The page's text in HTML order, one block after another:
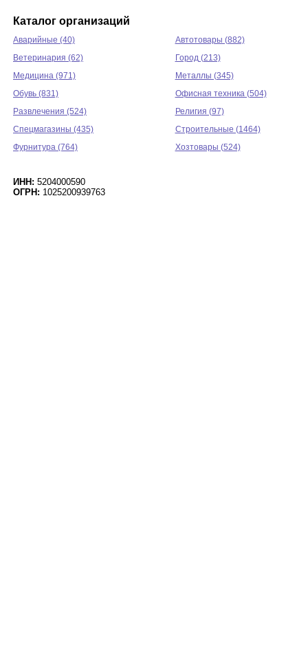
Каталог организаций
Аварийные (40)
Автотовары (882)
Ветеринария (62)
Город (213)
Медицина (971)
Металлы (345)
Обувь (831)
Офисная техника (504)
Развлечения (524)
Религия (97)
Спецмагазины (435)
Строительные (1464)
Фурнитура (764)
Хозтовары (524)
ИНН: 5204000590
ОГРН: 1025200939763